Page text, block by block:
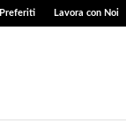
Preferiti Lavora con Noi